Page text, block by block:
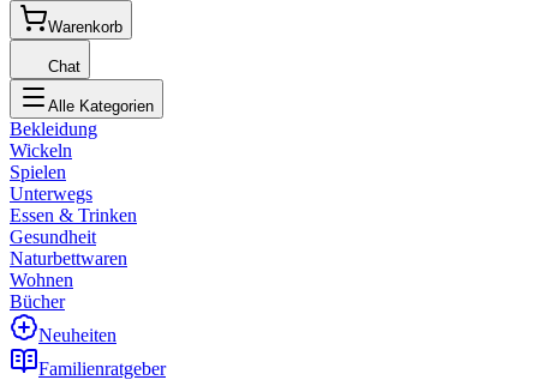
Warenkorb
Chat
Alle Kategorien
Bekleidung
Wickeln
Spielen
Unterwegs
Essen & Trinken
Gesundheit
Naturbettwaren
Wohnen
Bücher
Neuheiten
Familienratgeber